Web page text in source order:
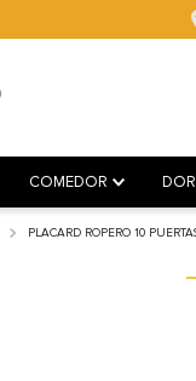
COMEDOR
PLACARD ROPERO 10